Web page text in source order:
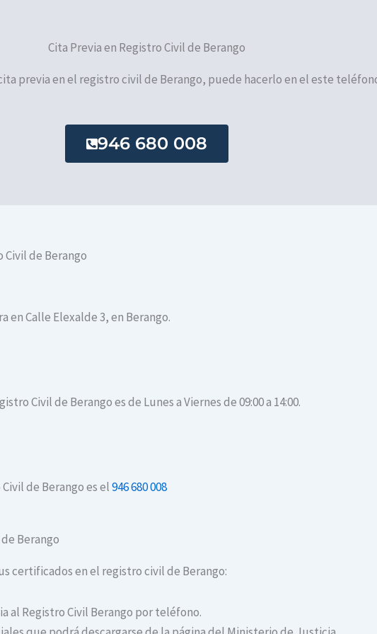
Cita Previa en Registro Civil de Berango
previa en el registro civil de Berango, puede hacerlo en el este
946 680 008
de Berango
en Calle Elexalde 3, en Berango.
Civil de Berango es de Lunes a Viernes de 09:00 a 14:00.
de Berango es el946 680 008
Berango
certificados en el registro civil de Berango:
al Registro Civil Berango por teléfono.